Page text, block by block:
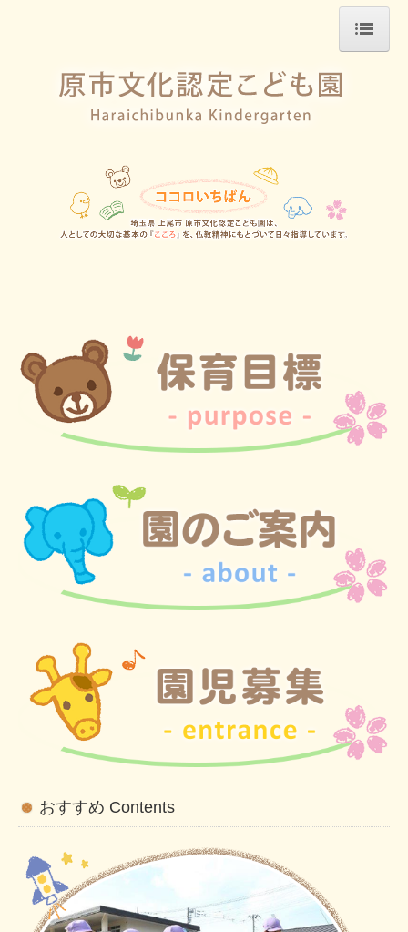
園のご案内
令和7年度 園日記
令和6年度 園日記
令和５年度 保護者専用ページ
おすすめ Contents